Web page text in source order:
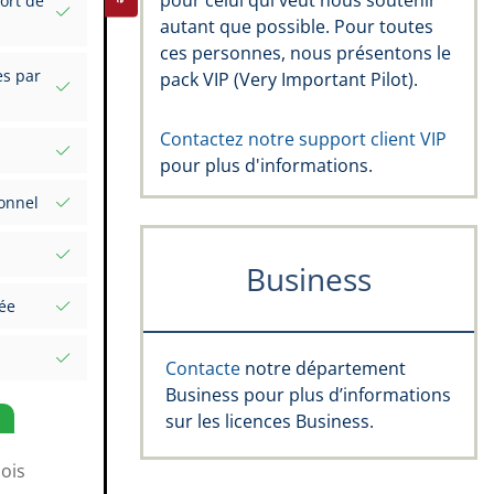
par
autant que possible. Pour toutes
ces personnes, nous présentons le
pack VIP (Very Important Pilot).
Contactez notre support client VIP
pour plus d'informations.
Business
Contacte notre département
Business pour plus d’informations
sur les licences Business.